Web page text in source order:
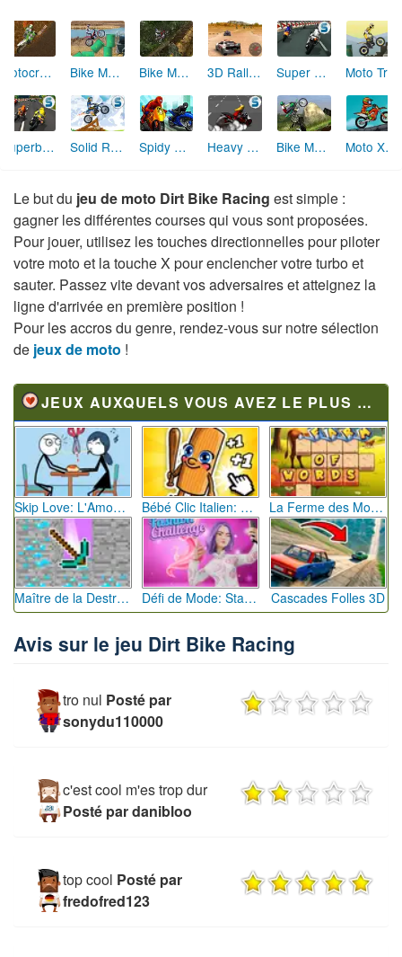
Motocross Fever Bike Mania Arena 5 Bike Mania Reborn 3D Rally Racing Super Bikes Track Stars
Superbike Racer Solid Rider 2 Spidy Racer Heavy Metal Rider Bike Master Moto X3M 3
Le but du jeu de moto Dirt Bike Racing est simple :
gagner les différentes courses qui vous sont proposées.
Pour jouer, utilisez les touches directionnelles pour piloter
votre moto et la touche X pour enclencher votre turbo et
sauter. Passez vite devant vos adversaires et atteignez la
ligne d'arrivée en première position !
Pour les accros du genre, rendez-vous sur notre sélection
de jeux de moto !
JEUX AUXQUELS VOUS AVEZ LE PLUS JOUÉ
Skip Love: L'Amour en Péril Bébé Clic Italien: La Folie des Petits Bambins La Ferme des Mots - Cultivez votre Vocabulaire
Maître de la Destruction: Fusion de Pioches Défi de Mode: Star du Podium Cascades Folles 3D
Avis sur le jeu Dirt Bike Racing
tro nul Posté par
sonydu110000
c'est cool m'es trop dur
Posté par danibloo
top cool Posté par
fredofred123